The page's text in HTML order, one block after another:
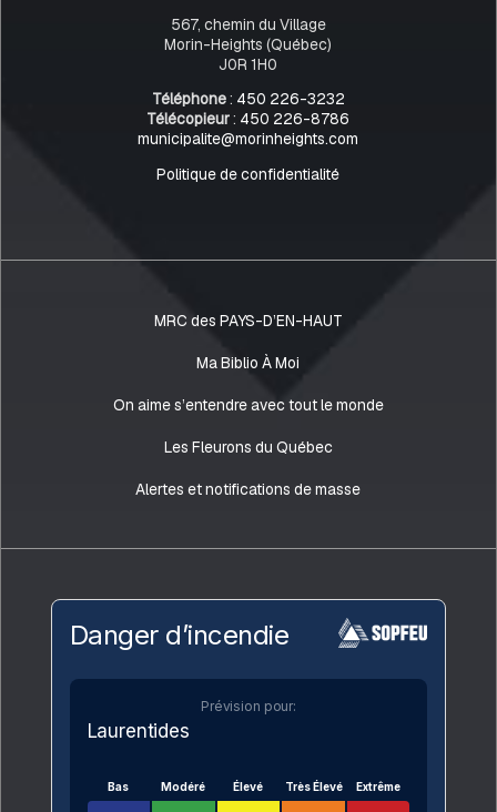
567, chemin du Village
Morin-Heights (Québec)
J0R 1H0
Téléphone: 450 226-3232
Télécopieur: 450 226-8786
municipalite@morinheights.com
Politique de confidentialité
MRC des PAYS-D’EN-HAUT
Ma Biblio À Moi
On aime s’entendre avec tout le monde
Les Fleurons du Québec
Alertes et notifications de masse
Danger d’incendie
Prévision pour:
Laurentides
Bas Modéré Élevé Très Élevé Extrême